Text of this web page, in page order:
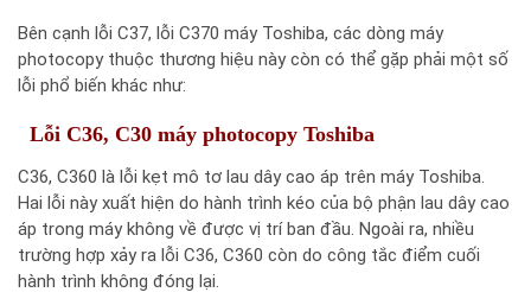
Bên cạnh lỗi C37, lỗi C370 máy Toshiba, các dòng máy
photocopy thuộc thương hiệu này còn có thể gặp phải một số
lỗi phổ biến khác như:
Lỗi C36, C30 máy photocopy Toshiba
C36, C360 là lỗi kẹt mô tơ lau dây cao áp trên máy Toshiba.
Hai lỗi này xuất hiện do hành trình kéo của bộ phận lau dây cao
áp trong máy không về được vị trí ban đầu. Ngoài ra, nhiều
trường hợp xảy ra lỗi C36, C360 còn do công tắc điểm cuối
hành trình không đóng lại.